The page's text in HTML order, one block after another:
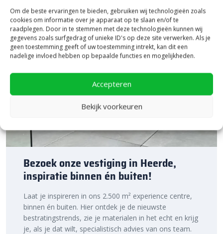
Om de beste ervaringen te bieden, gebruiken wij technologieën zoals
cookies om informatie over je apparaat op te slaan en/of te
raadplegen. Door in te stemmen met deze technologieën kunnen wij
gegevens zoals surfgedrag of unieke ID's op deze site verwerken. Als je
geen toestemming geeft of uw toestemming intrekt, kan dit een
nadelige invloed hebben op bepaalde functies en mogelijkheden.
Accepteren
Bekijk voorkeuren
Bezoek onze vestiging in Heerde,
inspiratie binnen én buiten!
Laat je inspireren in ons 2.500 m² experience centre,
binnen én buiten. Hier ontdek je de nieuwste
bestratingstrends, zie je materialen in het echt en krijg
je, als je dat wilt, specialistisch advies van ons team.